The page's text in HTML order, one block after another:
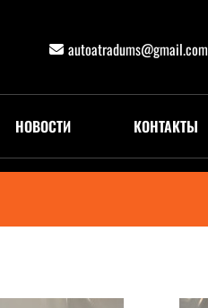
autoatradums@gmail.com
НОВОСТИ КОНТАКТЫ